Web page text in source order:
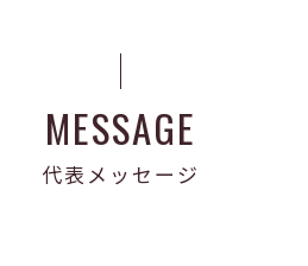
代表メッセージ
MESSAGE